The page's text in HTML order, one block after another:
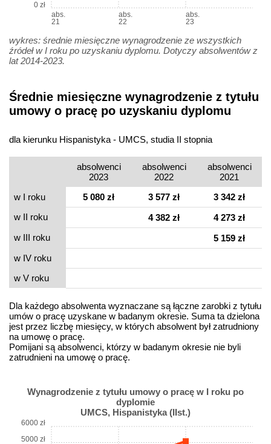
abs.
21
abs.
22
abs.
23
0 zł
wykres: średnie miesięczne wynagrodzenie ze wszystkich
źródeł w I roku po uzyskaniu dyplomu. Dotyczy absolwentów z
lat 2014-2023.
Średnie miesięczne wynagrodzenie z tytułu
umowy o pracę po uzyskaniu dyplomu
dla kierunku Hispanistyka - UMCS, studia II stopnia
absolwenci
2023
absolwenci
2022
absolwenci
2021
w I roku
5 080 zł 3 577 zł
3 342 zł
w II roku
4 382 zł
4 273 zł
w III roku
5 159 zł
w IV roku
w V roku
Dla każdego absolwenta wyznaczane są łączne zarobki z tytułu
umów o pracę uzyskane w badanym okresie. Suma ta dzielona
jest przez liczbę miesięcy, w których absolwent był zatrudniony
na umowę o pracę.
Pomijani są absolwenci, którzy w badanym okresie nie byli
zatrudnieni na umowę o pracę.
Wynagrodzenie z tytułu umowy o pracę w I roku po
dyplomie
UMCS, Hispanistyka (IIst.)
5000 zł
6000 zł